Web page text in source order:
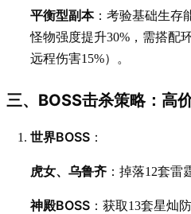
平衡型副本：考验基础生存
怪物强度提升30%，需搭配
远程伤害15%）。
三、BOSS击杀策略：高
世界BOSS ：
虎女、乌鲁齐 ：掉落12套雷
神殿BOSS ：获取13套星灿